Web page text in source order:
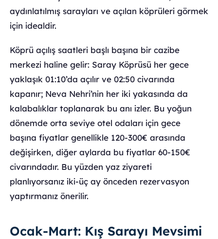
aydınlatılmış sarayları ve açılan köprüleri görmek
için idealdir.
Köprü açılış saatleri başlı başına bir cazibe
merkezi haline gelir: Saray Köprüsü her gece
yaklaşık 01:10’da açılır ve 02:50 civarında
kapanır; Neva Nehri’nin her iki yakasında da
kalabalıklar toplanarak bu anı izler. Bu yoğun
dönemde orta seviye otel odaları için gece
başına fiyatlar genellikle 120-300€ arasında
değişirken, diğer aylarda bu fiyatlar 60-150€
civarındadır. Bu yüzden yaz ziyareti
planlıyorsanız iki-üç ay önceden rezervasyon
yaptırmanız önerilir.
Ocak-Mart: Kış Sarayı Mevsimi